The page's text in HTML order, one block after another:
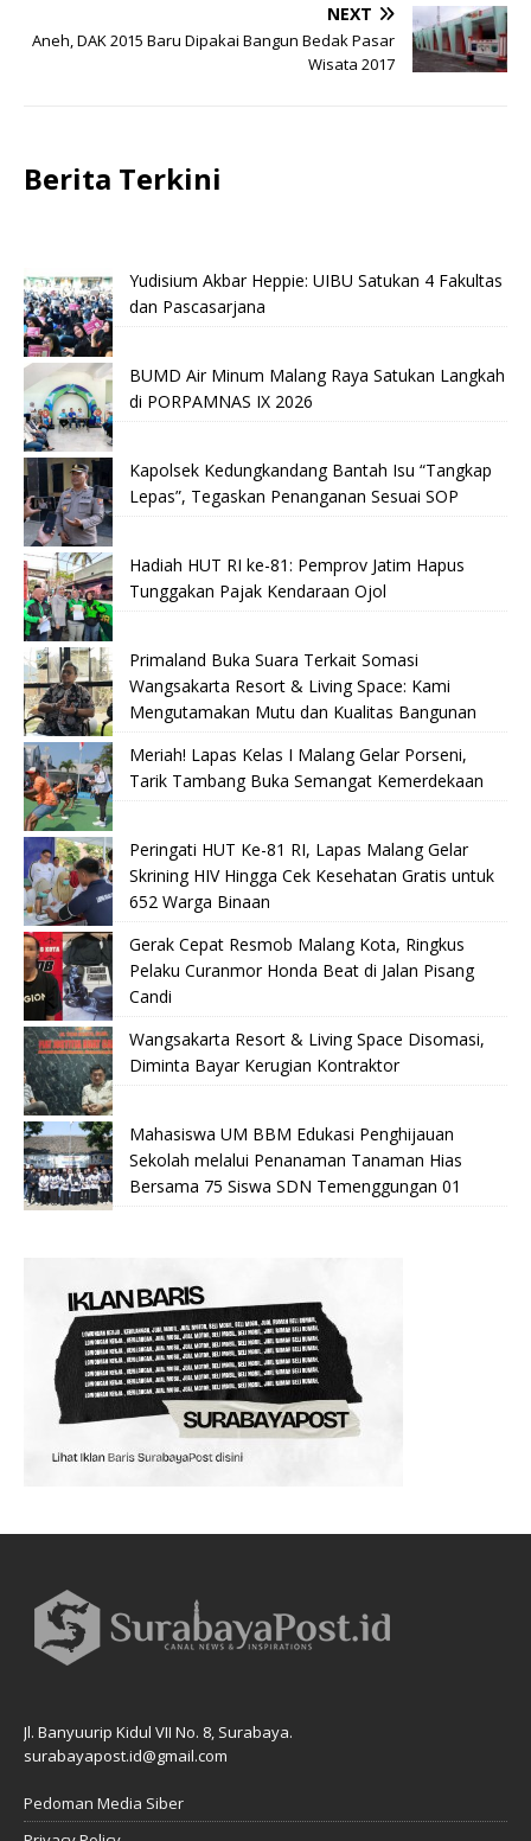
NEXT
Aneh, DAK 2015 Baru Dipakai Bangun Bedak Pasar
Wisata 2017
Berita Terkini
Yudisium Akbar Heppie: UIBU Satukan 4 Fakultas
dan Pascasarjana
BUMD Air Minum Malang Raya Satukan Langkah
di PORPAMNAS IX 2026
Kapolsek Kedungkandang Bantah Isu “Tangkap
Lepas”, Tegaskan Penanganan Sesuai SOP
Hadiah HUT RI ke-81: Pemprov Jatim Hapus
Tunggakan Pajak Kendaraan Ojol
Primaland Buka Suara Terkait Somasi
Wangsakarta Resort & Living Space: Kami
Mengutamakan Mutu dan Kualitas Bangunan
Meriah! Lapas Kelas I Malang Gelar Porseni,
Tarik Tambang Buka Semangat Kemerdekaan
Peringati HUT Ke-81 RI, Lapas Malang Gelar
Skrining HIV Hingga Cek Kesehatan Gratis untuk
652 Warga Binaan
Gerak Cepat Resmob Malang Kota, Ringkus
Pelaku Curanmor Honda Beat di Jalan Pisang
Candi
Wangsakarta Resort & Living Space Disomasi,
Diminta Bayar Kerugian Kontraktor
Mahasiswa UM BBM Edukasi Penghijauan
Sekolah melalui Penanaman Tanaman Hias
Bersama 75 Siswa SDN Temenggungan 01
Jl. Banyuurip Kidul VII No. 8, Surabaya.
surabayapost.id@gmail.com
Pedoman Media Siber